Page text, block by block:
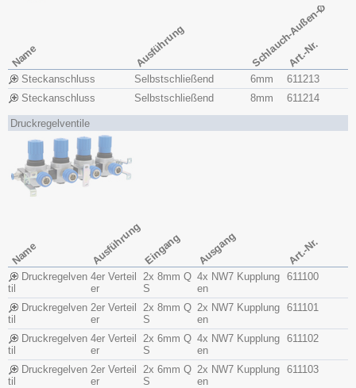
Name Ausführung Schlauch-Außen-Ø
Art.-Nr.
Steckanschluss Selbstschließend 6mm
611213
Steckanschluss
Selbstschließend 8mm 611214
Druckregelventile
Name AusführungEingang Ausgang Art.-Nr.
Druckregelven
til
4er Verteil
er
2x 8mm Q
S
4x NW7 Kupplung
en
611100
Druckregelven
til
2er Verteil
er
2x 8mm Q
S
2x NW7 Kupplung
en
611101
Druckregelven
til
4er Verteil
er
2x 6mm Q
S
4x NW7 Kupplung
en
611102
Druckregelven
til
2er Verteil
er
2x 6mm Q
S
2x NW7 Kupplung
en
611103